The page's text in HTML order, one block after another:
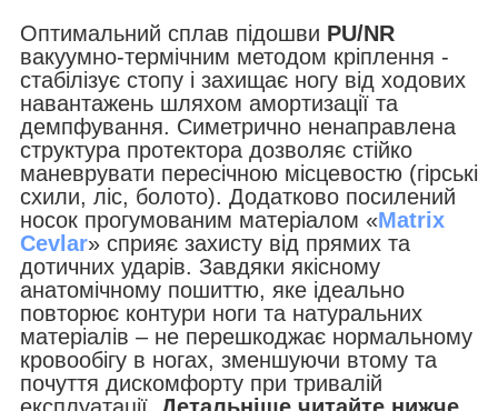
Оптимальний сплав підошви PU/NR
вакуумно-термічним методом кріплення -
стабілізує стопу і захищає ногу від ходових
навантажень шляхом амортизації та
демпфування. Симетрично ненаправлена
структура протектора дозволяє стійко
маневрувати пересічною місцевостю (гірські
схили, ліс, болото). Додатково посилений
носок прогумованим матеріалом «Matrix
Cevlar» сприяє захисту від прямих та
дотичних ударів. Завдяки якісному
анатомічному пошиттю, яке ідеально
повторює контури ноги та натуральних
матеріалів – не перешкоджає нормальному
кровообігу в ногах, зменшуючи втому та
почуття дискомфорту при тривалій